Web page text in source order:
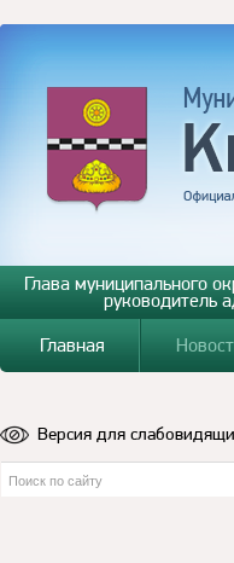
Глава муниципального
руководитель
Главная
Версия для